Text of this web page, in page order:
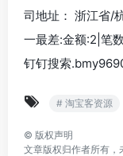
司地址： 浙江省/
一最差:金额:2|笔
钉钉搜索
# 淘宝客资源
© 版权声明
文章版权归作者所有，